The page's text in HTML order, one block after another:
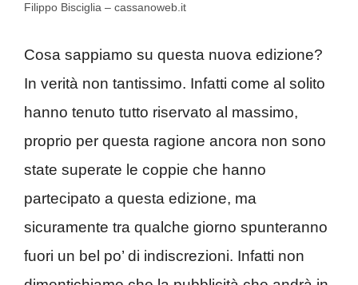
Filippo Bisciglia – cassanoweb.it
Cosa sappiamo su questa nuova edizione?
In verità non tantissimo. Infatti come al solito
hanno tenuto tutto riservato al massimo,
proprio per questa ragione ancora non sono
state superate le coppie che hanno
partecipato a questa edizione, ma
sicuramente tra qualche giorno spunteranno
fuori un bel po’ di indiscrezioni. Infatti non